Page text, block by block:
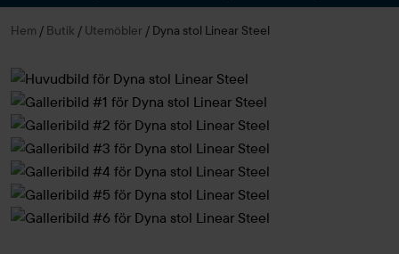
Hem / Butik / Utemöbler / Dyna stol Linear Steel